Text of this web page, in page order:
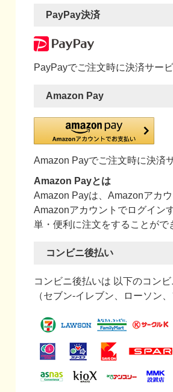
PayPay決済
PayPayでご注文時に決済サー
Amazon Pay
Amazon Payでご注文時に決済
Amazon Payとは
Amazon Payは、Amazonアカ
Amazonアカウントでログイン
単・便利に注文をすることがで
コンビニ後払い
コンビニ後払いは 以下のコン
（セブン-イレブン、ローソン